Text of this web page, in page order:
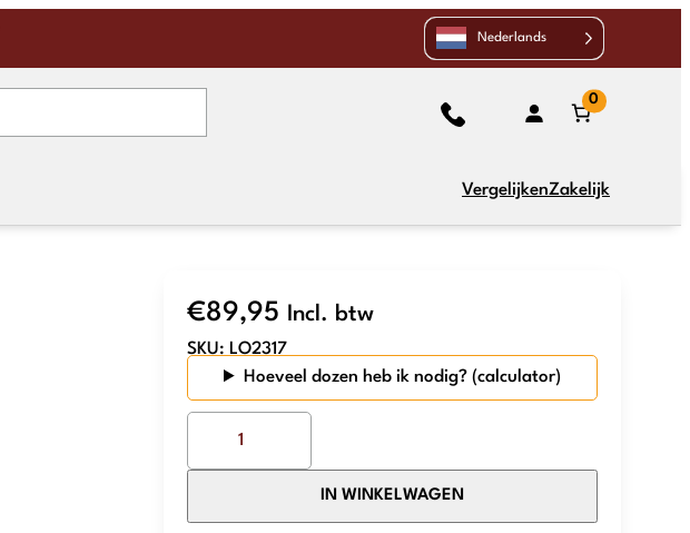
Nederlands
0
VergelijkenZakelijk
€89,95 Incl. btw
SKU: LO2317
Hoeveel dozen heb ik nodig?
IN WINKELWAGEN